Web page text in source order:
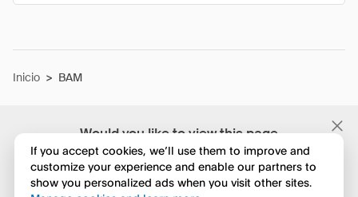
Would you like to view this page
in English?
No, seguir navegando
Inicio > BAM
If you accept cookies, we’ll use them to improve and
customize your experience and enable our partners to
show you personalized ads when you visit other sites.